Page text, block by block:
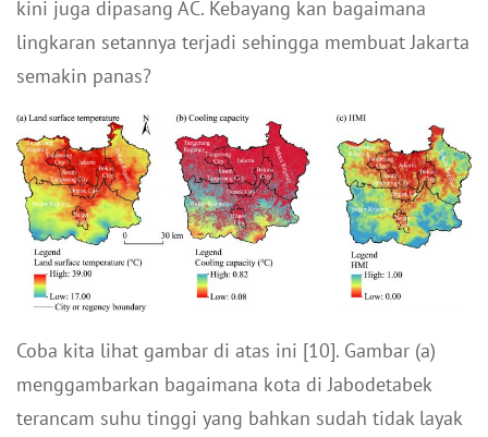
kini juga dipasang AC. Kebayang kan bagaimana
lingkaran setannya terjadi sehingga membuat Jakarta
semakin panas?
Coba kita lihat gambar di atas ini [10]. Gambar (a)
menggambarkan bagaimana kota di Jabodetabek
terancam suhu tinggi yang bahkan sudah tidak layak